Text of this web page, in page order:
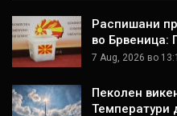
Распишани
во Брвеница:
7 Aug, 2026 во
Пеколен
Температури